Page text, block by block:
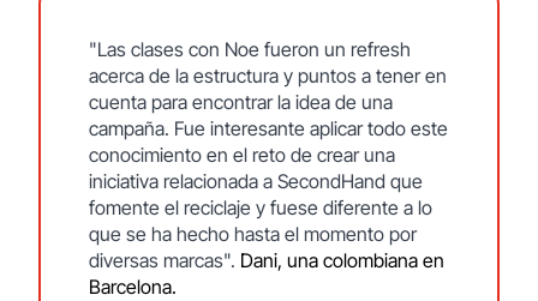
"Las clases con Noe fueron un refresh
acerca de la estructura y puntos a tener en
cuenta para encontrar la idea de una
campaña. Fue interesante aplicar todo este
conocimiento en el reto de crear una
iniciativa relacionada a SecondHand que
fomente el reciclaje y fuese diferente a lo
que se ha hecho hasta el momento por
diversas marcas". Dani, una colombiana en
Barcelona.